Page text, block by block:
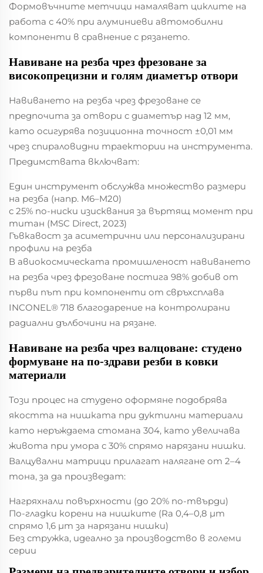
Формовъчните метчици намаляват циклите на
работа с 40% при алуминиеви автомобилни
компоненти в сравнение с рязането.
Навиване на резба чрез фрезоване за
високопрецизни и голям диаметър отвори
Навиването на резба чрез фрезоване се
предпочита за отвори с диаметър над 12 мм,
като осигурява позиционна точност ±0,01 мм
чрез спираловидни траектории на инструмента.
Предимствата включват:
Един инструмент обслужва множество размери
на резба (напр. M6–M20)
с 25% по-ниски изисквания за въртящ момент при
титан (MSC Direct, 2023)
Гъвкавост за асиметрични или персонализирани
профили на резба
В авиокосмическата промишленост навиването
на резба чрез фрезоване постига 98% добив от
първи път при компоненти от свръхсплава
INCONEL® 718 благодарение на контролирани
радиални дълбочини на рязане.
Навиване на резба чрез валцоване: студено
формуване на по-здрави резби в ковки
материали
Този процес на студено оформяне подобрява
якостта на нишката при дуктилни материали
като неръждаема стомана 304, като увеличава
живота при умора с 30% спрямо нарязани нишки.
Валцувални матрици прилагат налягане от 2–4
тона, за да произведат:
Нагряхнали повърхности (до 20% по-твърди)
По-гладки корени на нишките (Ra 0,4–0,8 µm
спрямо 1,6 µm за нарязани нишки)
Без стружка, идеално за производство в големи
серии